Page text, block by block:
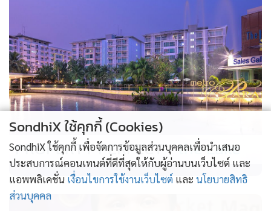
PROPERTY PERFECT -the Lake
SondhiX ใช้คุกกี้ (Cookies)
SondhiX ใช้คุกกี้ เพื่อจัดการข้อมูลส่วนบุคคลเพื่อนำเสนอ
ประสบการณ์คอนเทนต์ที่ดีที่สุดให้กับผู้อ่านบนเว็บไซต์ และ
แอพพลิเคชั่น เงื่อนไขการใช้งานเว็บไซต์ และ นโยบายสิทธิ
ส่วนบุคคล